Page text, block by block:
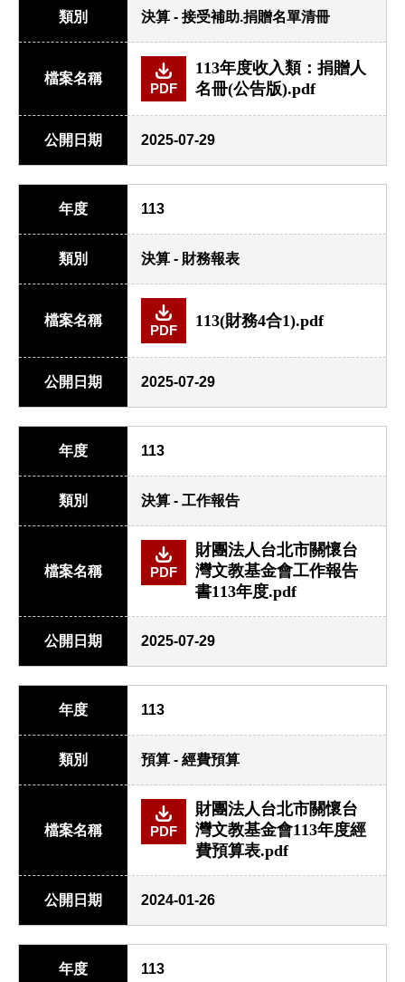
類別 決算 - 接受補助.捐贈名單清冊
檔案名稱
PDF
113年度收入類：捐贈人
名冊(公告版).pdf
公開日期 2025-07-29
年度 113
類別 決算 - 財務報表
檔案名稱
PDF
113(財務4合1).pdf
公開日期 2025-07-29
年度 113
類別 決算 - 工作報告
檔案名稱 PDF
財團法人台北市關懷台
灣文教基金會工作報告
書113年度.pdf
公開日期 2025-07-29
年度 113
類別 預算 - 經費預算
檔案名稱 PDF
財團法人台北市關懷台
灣文教基金會113年度經
費預算表.pdf
公開日期 2024-01-26
年度 113